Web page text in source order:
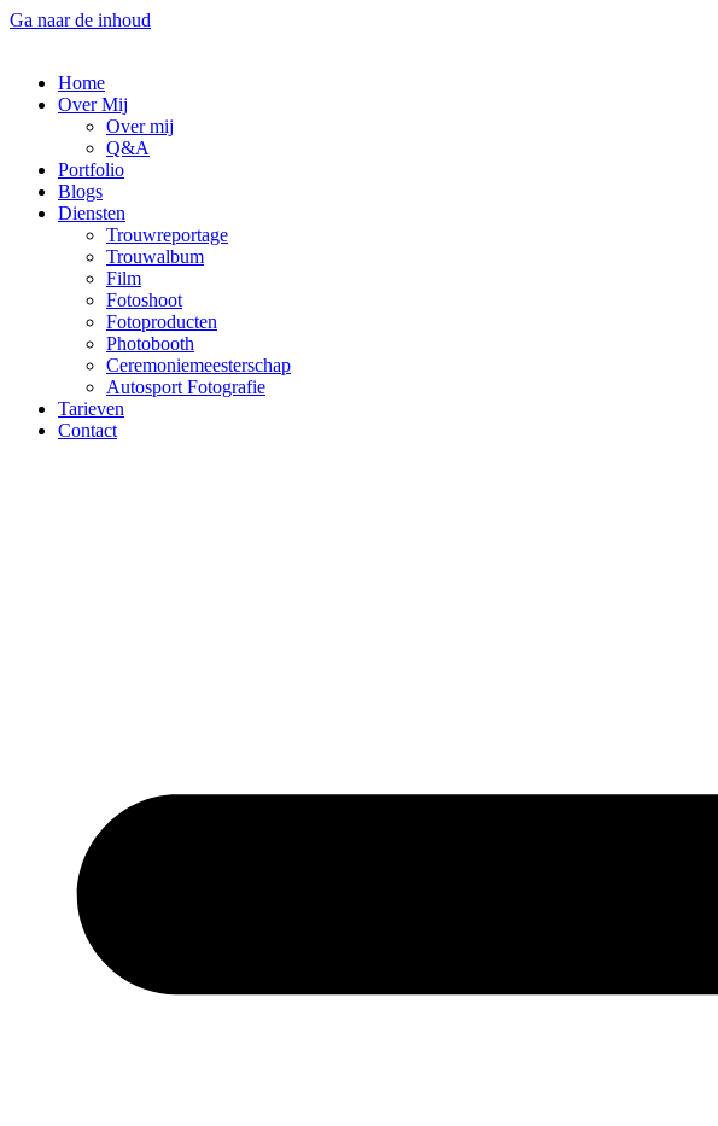
Ga naar de inhoud
Home
Over Mij
Over mij
Q&A
Portfolio
Blogs
Diensten
Trouwreportage
Trouwalbum
Film
Fotoshoot
Fotoproducten
Photobooth
Ceremoniemeesterschap
Autosport Fotografie
Tarieven
Contact